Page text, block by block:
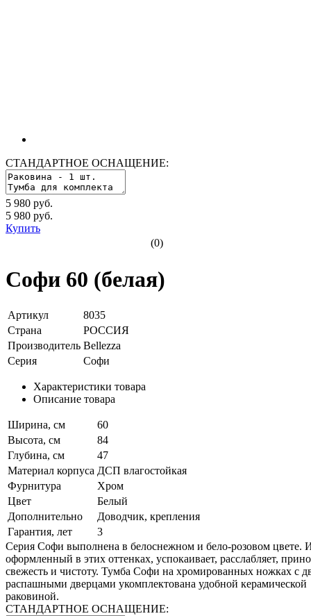
СТАНДАРТНОЕ ОСНАЩЕНИЕ:
5 980 руб.
5 980 руб.
Купить
(0)
Софи 60 (белая)
Артикул
8035
Страна
РОССИЯ
Производитель Bellezza
Серия
Софи
Характеристики товара
Описание товара
Ширина, см
60
Высота, см
84
Глубина, см
47
Материал корпуса ДСП влагостойкая
Фурнитура
Хром
Цвет
Белый
Дополнительно
Доводчик, крепления
Гарантия, лет
3
Серия Софи выполнена в белоснежном и бело-розовом цвете.
оформленный в этих оттенках, успокаивает, расслабляет,
свежесть и чистоту. Тумба Софи на хромированных ножках с
распашными дверцами укомплектована удобной керамической
раковиной.
СТАНДАРТНОЕ ОСНАЩЕНИЕ: